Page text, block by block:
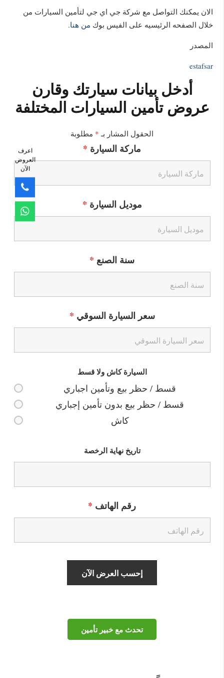
الان يمكنك التواصل مع شركة جي اي جي لتأمين السيارات من
خلال الصفحه الرئيسيه على الفيس بوك من هنا.
المصدر
estafsar
أدخل بيانات سيارتك وقارن
عروض تأمين السيارات المختلفة
الحقول المشار بـ * مطلوبة
ماركة السيارة *
موديل السيارة *
سنة الصنع *
سعر السيارة السوقي *
السيارة كاش ولا قسط
قسط / حظر بيع وتأمين اجباري
قسط / حظر بيع بدون تأمين إجباري
كاش
تاريخ نهاية الرخصة
رقم الهاتف *
تحدث مع خبير تأمين
اعرف
العروض
الآن